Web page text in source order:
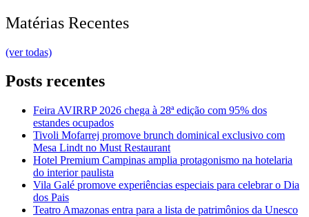
Matérias Recentes
(ver todas)
Posts recentes
Feira AVIRRP 2026 chega à 28ª edição com 95% dos
estandes ocupados
Tivoli Mofarrej promove brunch dominical exclusivo com
Mesa Lindt no Must Restaurant
Hotel Premium Campinas amplia protagonismo na hotelaria
do interior paulista
Vila Galé promove experiências especiais para celebrar o Dia
dos Pais
Teatro Amazonas entra para a lista de patrimônios da Unesco